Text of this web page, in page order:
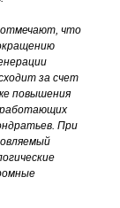
отмечают, что
за счет
повышения
При